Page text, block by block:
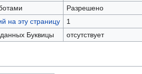
Разрешено
на эту страницу
1
Буквицы
отсутствует